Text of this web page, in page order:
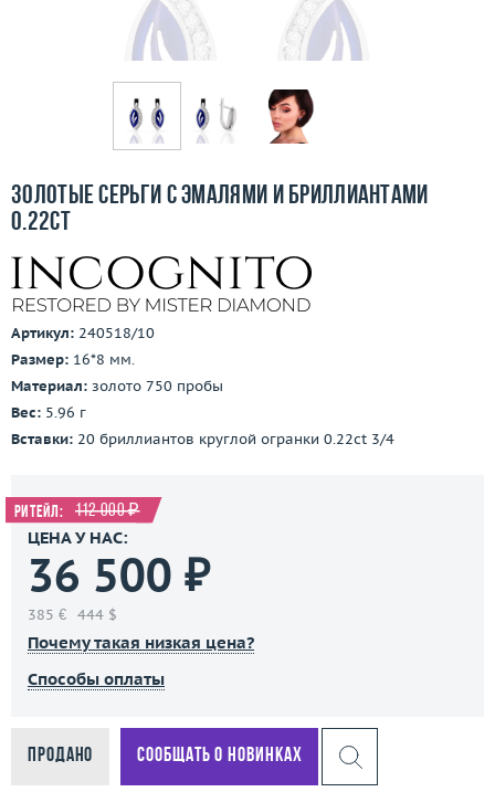
Бесплатная доставка
Покупка и оплата
Контакты
3D-тур по шоуруму
Золотые серьги с эмалями и бриллиантами
0.22ct
Артикул: 240518/10
Размер: 16*8 мм.
Материал: золото 750 пробы
Вес: 5.96 г
Вставки: 20 бриллиантов круглой огранки 0.22ct 3/4
Ритейл: 112 000 ₽
ЦЕНА У НАС:
36 500 ₽
385 € 444 $
Почему такая низкая цена?
Способы оплаты
Продано Сообщать о новинках